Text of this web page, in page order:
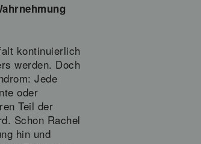
kontinuierlich
werden. Doch
Jede
oder
Teil der
Schon Rachel
hin und